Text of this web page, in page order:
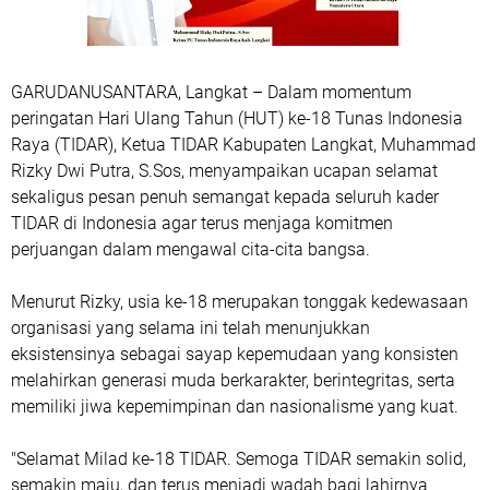
GARUDANUSANTARA, Langkat – Dalam momentum
peringatan Hari Ulang Tahun (HUT) ke-18 Tunas Indonesia
Raya (TIDAR), Ketua TIDAR Kabupaten Langkat, Muhammad
Rizky Dwi Putra, S.Sos, menyampaikan ucapan selamat
sekaligus pesan penuh semangat kepada seluruh kader
TIDAR di Indonesia agar terus menjaga komitmen
perjuangan dalam mengawal cita-cita bangsa.
Menurut Rizky, usia ke-18 merupakan tonggak kedewasaan
organisasi yang selama ini telah menunjukkan
eksistensinya sebagai sayap kepemudaan yang konsisten
melahirkan generasi muda berkarakter, berintegritas, serta
memiliki jiwa kepemimpinan dan nasionalisme yang kuat.
"Selamat Milad ke-18 TIDAR. Semoga TIDAR semakin solid,
semakin maju, dan terus menjadi wadah bagi lahirnya